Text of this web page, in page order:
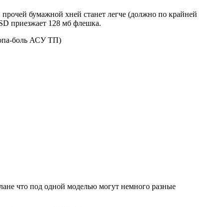
бумажной хней станет легче (должно по крайней
приезжает 128 мб флешка.
боль АСУ ТП)
что под одной моделью могут немного разные